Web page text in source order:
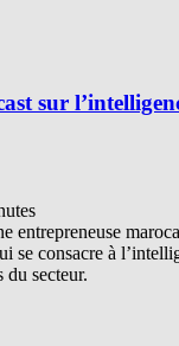
sur
entrepreneuse
se consacre à
du secteur.